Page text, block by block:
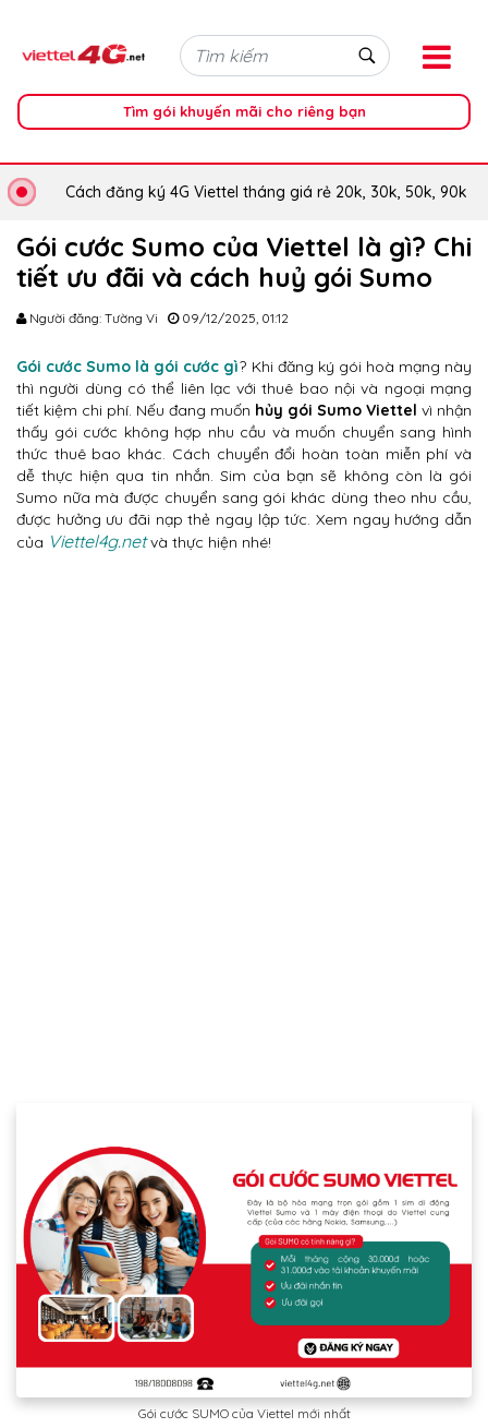
Tìm gói khuyến mãi cho riêng bạn
Cách đăng ký 4G Viettel tháng giá rẻ 20k, 30k, 50k, 90k
Gói cước Sumo của Viettel là gì? Chi
tiết ưu đãi và cách huỷ gói Sumo
Người đăng: Tường Vi 09/12/2025, 01:12
Gói cước Sumo là gói cước gì? Khi đăng ký gói hoà mạng này
thì người dùng có thể liên lạc với thuê bao nội và ngoại mạng
tiết kiệm chi phí. Nếu đang muốn hủy gói Sumo Viettel vì nhận
thấy gói cước không hợp nhu cầu và muốn chuyển sang hình
thức thuê bao khác. Cách chuyển đổi hoàn toàn miễn phí và
dễ thực hiện qua tin nhắn. Sim của bạn sẽ không còn là gói
Sumo nữa mà được chuyển sang gói khác dùng theo nhu cầu,
được hưởng ưu đãi nạp thẻ ngay lập tức. Xem ngay hướng dẫn
của Viettel4g.netvà thực hiện nhé!
Gói cước SUMO của Viettel mới nhất